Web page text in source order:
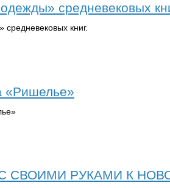
средневековых
книг.
«Ришелье»
СВОИМИ РУКАМИ К